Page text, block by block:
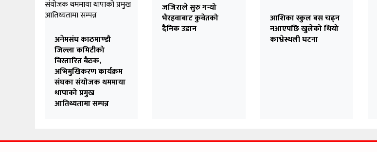
अनेमसंघ काठमाण्डौ
जिल्ला कमिटीको
विस्तारित बैठक,
अभिमुखिकरण कार्यक्रम
संघका संयोजक थममाया
थापाको प्रमुख
आतिथ्यतामा सम्पन्न
जजिराले सुरु गर्‍यो
भैरहवाबाट कुवेतको
दैनिक उडान
आशिका स्कुल बस चढ्न
नआएपछि खुलेको थियो
काभ्रेस्थली घटना